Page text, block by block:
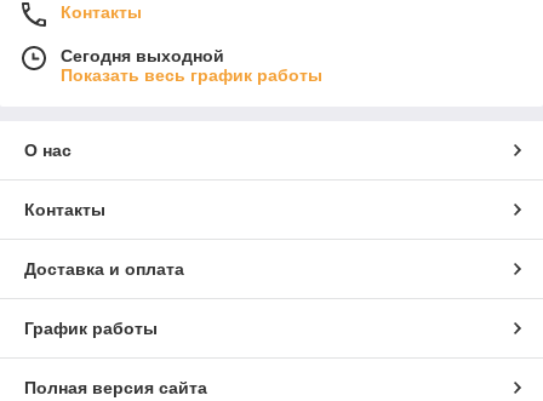
Контакты
Сегодня выходной
Показать весь график работы
О нас
Контакты
Доставка и оплата
График работы
Полная версия сайта